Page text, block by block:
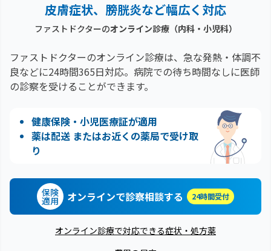
皮膚症状、膀胱炎など幅広く対応
ファストドクターのオンライン診療（内科・小児科）
ファストドクターのオンライン診療は、急な発熱・体調不
良などに24時間365日対応。 病院での待ち時間なしに医師
の診察を受けることができます。
健康保険・小児医療証が適用
薬は配送 またはお近くの薬局で受け取
り
保険
適用 オンラインで診察相談する 24時間受付
オンライン診療で対応できる症状・処方薬